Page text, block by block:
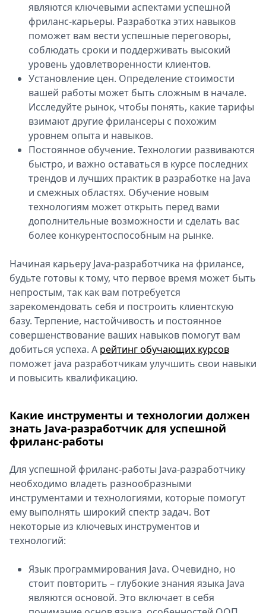
являются ключевыми аспектами успешной
фриланс-карьеры. Разработка этих навыков
поможет вам вести успешные переговоры,
соблюдать сроки и поддерживать высокий
уровень удовлетворенности клиентов.
Установление цен. Определение стоимости
вашей работы может быть сложным в начале.
Исследуйте рынок, чтобы понять, какие тарифы
взимают другие фрилансеры с похожим
уровнем опыта и навыков.
Постоянное обучение. Технологии развиваются
быстро, и важно оставаться в курсе последних
трендов и лучших практик в разработке на Java
и смежных областях. Обучение новым
технологиям может открыть перед вами
дополнительные возможности и сделать вас
более конкурентоспособным на рынке.
Начиная карьеру Java-разработчика на фрилансе,
будьте готовы к тому, что первое время может быть
непростым, так как вам потребуется
зарекомендовать себя и построить клиентскую
базу. Терпение, настойчивость и постоянное
совершенствование ваших навыков помогут вам
добиться успеха. А рейтинг обучающих курсов
поможет java разработчикам улучшить свои навыки
и повысить квалификацию.
Какие инструменты и технологии должен
знать Java-разработчик для успешной
фриланс-работы
Для успешной фриланс-работы Java-разработчику
необходимо владеть разнообразными
инструментами и технологиями, которые помогут
ему выполнять широкий спектр задач. Вот
некоторые из ключевых инструментов и
технологий:
Язык программирования Java. Очевидно, но
стоит повторить – глубокие знания языка Java
являются основой. Это включает в себя